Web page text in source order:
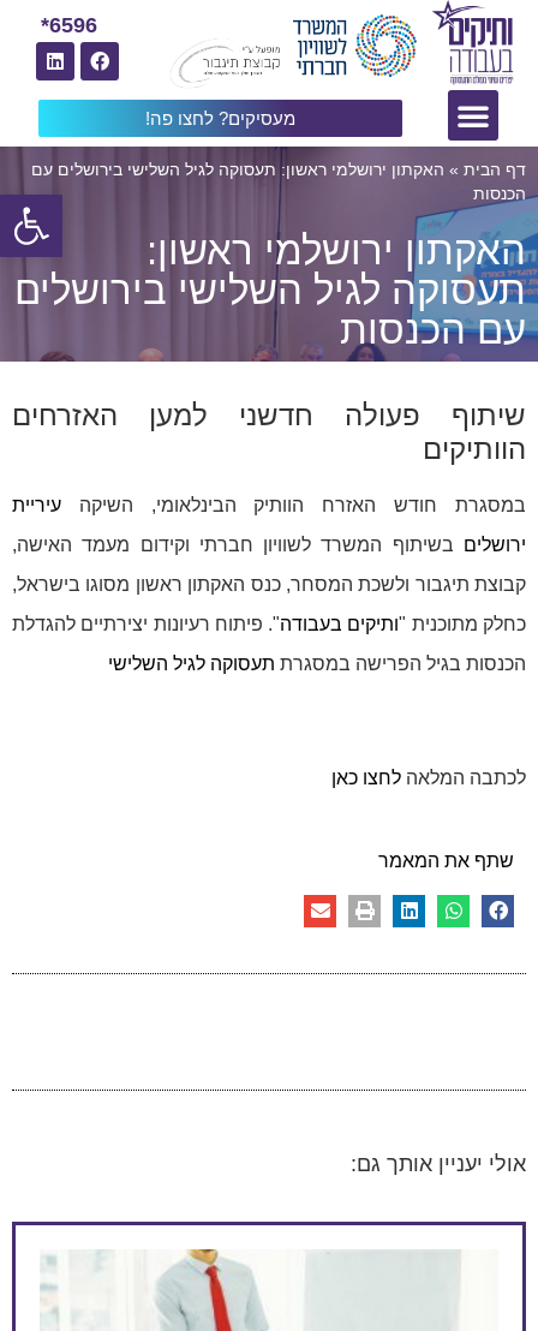
מעסיקים? לחצו פה!
6596*
דף הבית » האקתון ירושלמי ראשון: תעסוקה לגיל השלישי בירושלים עם
הכנסות
האקתון ירושלמי ראשון:
תעסוקה לגיל השלישי בירושלים
עם הכנסות
שיתוף פעולה חדשני למען האזרחים
הוותיקים
במסגרת חודש האזרח הוותיק הבינלאומי, השיקה עיריית
ירושלים בשיתוף המשרד לשוויון חברתי וקידום מעמד האישה,
קבוצת תיגבור ולשכת המסחר, כנס האקתון ראשון מסוגו בישראל,
כחלק מתוכנית "ותיקים בעבודה". פיתוח רעיונות יצירתיים להגדלת
הכנסות בגיל הפרישה במסגרת תעסוקה לגיל השלישי
לכתבה המלאה לחצו כאן
שתף את המאמר
אולי יעניין אותך גם: